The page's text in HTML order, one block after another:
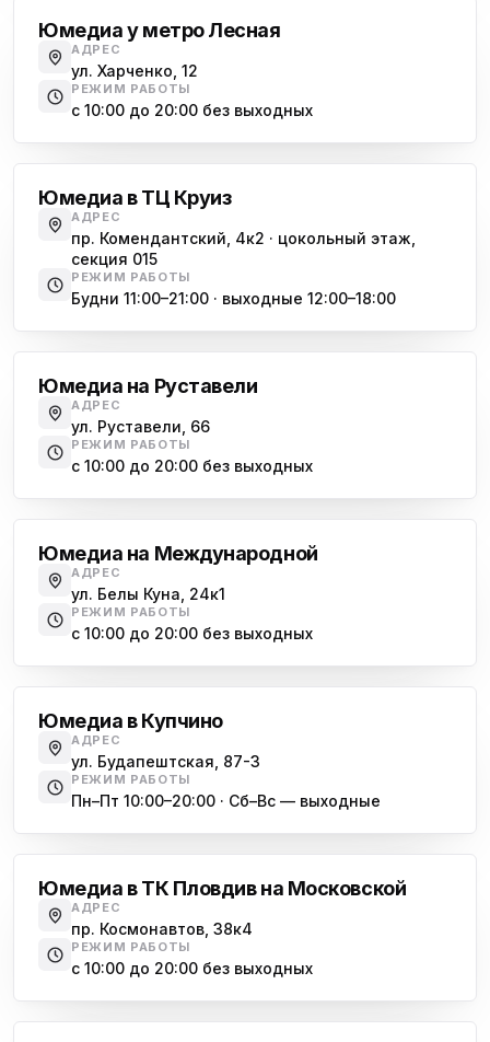
Юмедиа у метро Лесная
АДРЕС
ул. Харченко, 12
РЕЖИМ РАБОТЫ
с 10:00 до 20:00 без выходных
Юмедиа в ТЦ Круиз
АДРЕС
пр. Комендантский, 4к2 · цокольный этаж,
секция 015
РЕЖИМ РАБОТЫ
Будни 11:00–21:00 · выходные 12:00–18:00
Юмедиа на Руставели
АДРЕС
ул. Руставели, 66
РЕЖИМ РАБОТЫ
с 10:00 до 20:00 без выходных
Юмедиа на Международной
АДРЕС
ул. Белы Куна, 24к1
РЕЖИМ РАБОТЫ
с 10:00 до 20:00 без выходных
Юмедиа в Купчино
АДРЕС
ул. Будапештская, 87-3
РЕЖИМ РАБОТЫ
Пн–Пт 10:00–20:00 · Сб–Вс — выходные
Юмедиа в ТК Пловдив на Московской
АДРЕС
пр. Космонавтов, 38к4
РЕЖИМ РАБОТЫ
с 10:00 до 20:00 без выходных